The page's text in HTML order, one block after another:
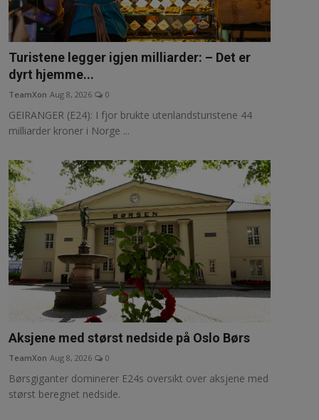
Turistene legger igjen milliarder: – Det er
dyrt hjemme...
TeamXon Aug 8, 2026 0
GEIRANGER (E24): I fjor brukte utenlands­turistene 44
milliarder kroner i Norge ...
Aksjene med størst nedside på Oslo Børs
TeamXon Aug 8, 2026 0
Børsgiganter dominerer E24s oversikt over aksjene med
størst beregnet nedside.